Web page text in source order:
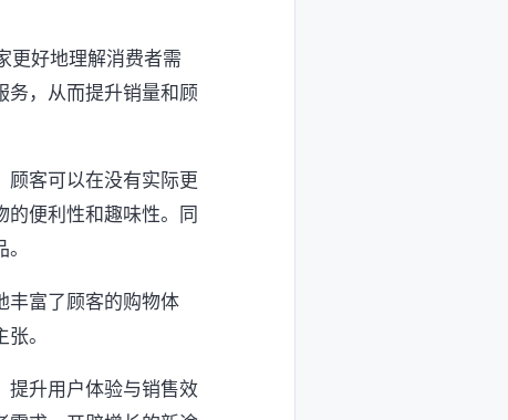
更好地理解消费者需
务，从而提升销量和顾
顾客可以在没有实际更
的便利性和趣味性。同
丰富了顾客的购物体
。
提升用户体验与销售效